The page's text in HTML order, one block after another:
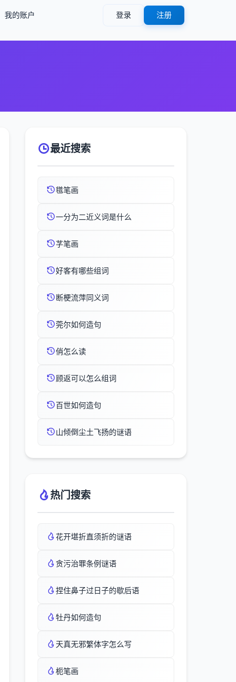
我的账户 登录 注册
最近搜索
氆笔画
一分为二近义词是什么
芓笔画
好客有哪些组词
断梗流萍同义词
莞尔如何造句
俏怎么读
顾返可以怎么组词
百世如何造句
山倾倒尘土飞扬的谜语
热门搜索
花开堪折直须折的谜语
贪污治罪条例谜语
捏住鼻子过日子的歇后语
牡丹如何造句
天真无邪繁体字怎么写
枙笔画